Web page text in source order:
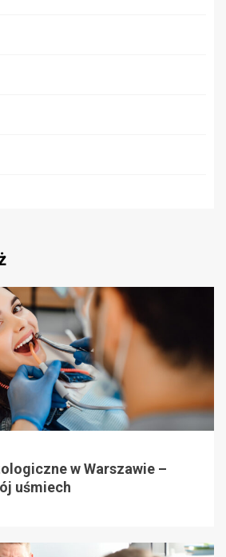
w Warszawie –
uśmiech